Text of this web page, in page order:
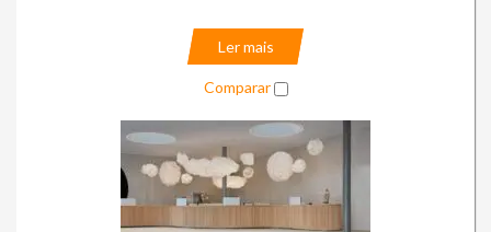
Ler mais
Comparar